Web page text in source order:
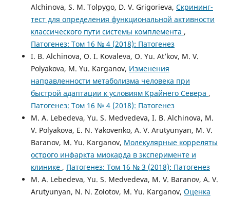
Alchinova, S. M. Tolpygo, D. V. Grigorieva, Скрининг-
тест для определения функциональной активности
классического пути системы комплемента ,
Патогенез: Том 16 № 4 (2018): Патогенез
I. B. Alchinova, O. I. Kovaleva, O. Yu. At’kov, M. V.
Polyakova, M. Yu. Karganov, Изменения
направленности метаболизма человека при
быстрой адаптации к условиям Крайнего Севера ,
Патогенез: Том 16 № 4 (2018): Патогенез
M. A. Lebedeva, Yu. S. Medvedeva, I. B. Alchinova, M.
V. Polyakova, E. N. Yakovenko, A. V. Arutyunyan, M. V.
Baranov, M. Yu. Karganov, Молекулярные корреляты
острого инфаркта миокарда в эксперименте и
клинике , Патогенез: Том 16 № 3 (2018): Патогенез
M. A. Lebedeva, Yu. S. Medvedeva, M. V. Baranov, A. V.
Arutyunyan, N. N. Zolotov, M. Yu. Karganov, Оценка